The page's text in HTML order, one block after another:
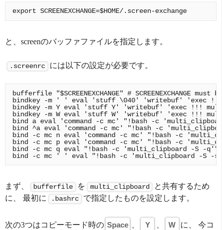
と、screenのバッファファイルを指定します。
.screenrc には以下の設定が必要です。
bufferfile "$SCREENEXCHANGE" # SCREENEXCHANGE
bindkey -m ' ' eval 'stuff \040' 'writebuf' 'exec
bindkey -m Y eval 'stuff Y' 'writebuf' 'exec !!!
bindkey -m W eval 'stuff W' 'writebuf' 'exec !!!
bind a eval 'command -c mc' "!bash -c
bind ^a eval 'command -c mc' "!bash -c
bind -c mc n eval 'command -c mc' "!bash -c
bind -c mc p eval 'command -c mc' "!bash -c
bind -c mc q eval "!bash -c 'multi_clipboard -S -q'"
まず、 bufferfile を multi_clipboard
と共有するため
に、 最初に
.bashrc で指定したものを設定します。
次の3つはコピーモード時の Space Y W
に、 今コ